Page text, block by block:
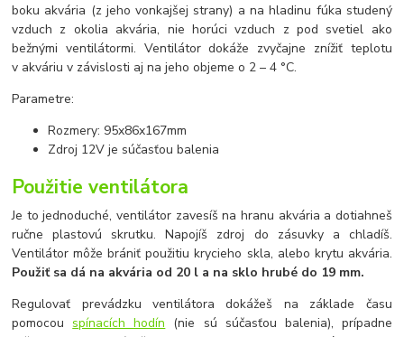
boku akvária (z jeho vonkajšej strany) a na hladinu fúka studený
vzduch z okolia akvária, nie horúci vzduch z pod svetiel ako
bežnými ventilátormi. Ventilátor dokáže zvyčajne znížiť teplotu
v akváriu v závislosti aj na jeho objeme o 2 – 4 °C.
Parametre:
Rozmery: 95x86x167mm
Zdroj 12V je súčasťou balenia
Použitie ventilátora
Je to jednoduché, ventilátor zavesíš na hranu akvária a dotiahneš
ručne plastovú skrutku. Napojíš zdroj do zásuvky a chladíš.
Ventilátor môže brániť použitiu krycieho skla, alebo krytu akvária.
Použiť sa dá na akvária od 20 l a na sklo hrubé do 19 mm.
Regulovať prevádzku ventilátora dokážeš na základe času
pomocouspínacích hodín (nie sú súčasťou balenia), prípadne